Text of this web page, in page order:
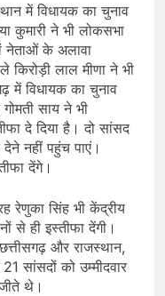
में विधायक का चुनाव
कुमारी ने भी लोकसभा
नेताओं के अलावा
किरोड़ी लाल मीणा ने भी
में विधायक का चुनाव
साय ने भी
दे दिया है। दो सांसद
नहीं पहुंच पाएं।
देंगे।
रेणुका सिंह भी केंद्रीय
से ही इस्तीफा देंगी।
और राजस्थान,
सांसदों को उम्मीदवार
थे।